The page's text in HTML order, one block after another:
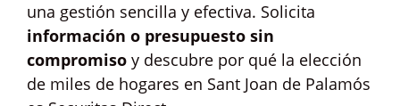
una gestión sencilla y efectiva. Solicita
información o presupuesto sin
compromiso y descubre por qué la elección
de miles de hogares en Sant Joan de Palamós